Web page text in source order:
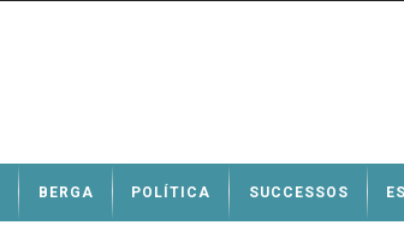
t
BERGA POLÍTICA SUCCESSOS